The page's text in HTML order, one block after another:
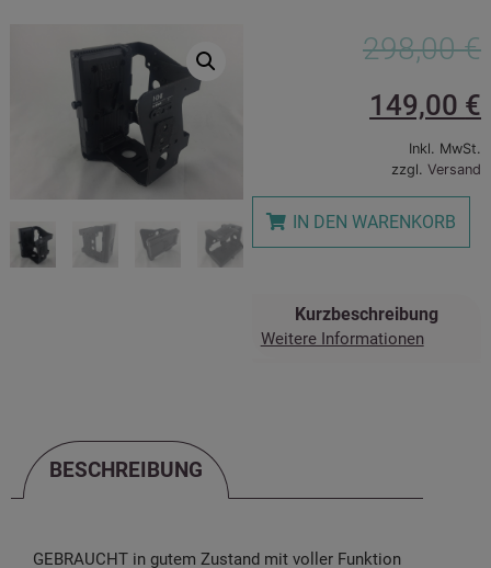
298,00€
149,00 €
Inkl. MwSt.
zzgl.Versand
IN DEN WARENKORB
Kurzbeschreibung
Weitere Informationen
BESCHREIBUNG
GEBRAUCHT in gutem Zustand mit voller Funktion